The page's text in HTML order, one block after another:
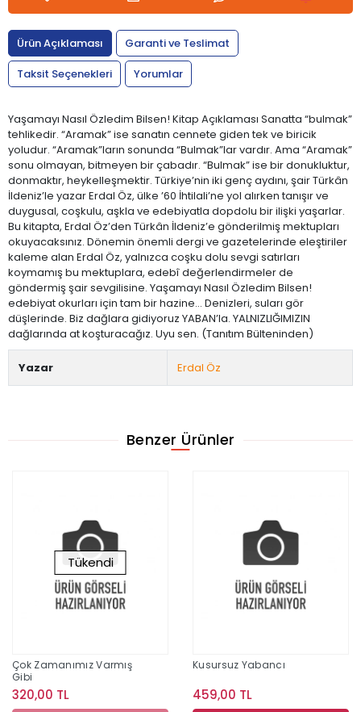
Ürün Açıklaması
Garanti ve Teslimat
Taksit Seçenekleri
Yorumlar
Yaşamayı Nasıl Özledim Bilsen! Kitap Açıklaması Sanatta “bulmak”
tehlikedir. “Aramak” ise sanatın cennete giden tek ve biricik
yoludur. “Aramak”ların sonunda “Bulmak”lar vardır. Ama “Aramak”
sonu olmayan, bitmeyen bir çabadır. “Bulmak” ise bir donukluktur,
donmaktır, heykelleşmektir. Türkiye’nin iki genç aydını, şair Türkân
İldeniz’le yazar Erdal Öz, ülke ’60 İhtilali’ne yol alırken tanışır ve
duygusal, coşkulu, aşkla ve edebiyatla dopdolu bir ilişki yaşarlar.
Bu kitapta, Erdal Öz’den Türkân İldeniz’e gönderilmiş mektupları
okuyacaksınız. Dönemin önemli dergi ve gazetelerinde eleştiriler
kaleme alan Erdal Öz, yalnızca coşku dolu sevgi satırları
koymamış bu mektuplara, edebî değerlendirmeler de
göndermiş şair sevgilisine. Yaşamayı Nasıl Özledim Bilsen!
edebiyat okurları için tam bir hazine... Denizleri, suları gör
düşlerinde. Biz dağlara gidiyoruz YABAN’la. YALNIZLIĞIMIZIN
dağlarında at koşturacağız. Uyu sen. (Tanıtım Bülteninden)
Yazar Erdal Öz
Benzer Ürünler
Tükendi
Çok Zamanımız Varmış
Gibi
320,00 TL
Kusursuz Yabancı
459,00 TL